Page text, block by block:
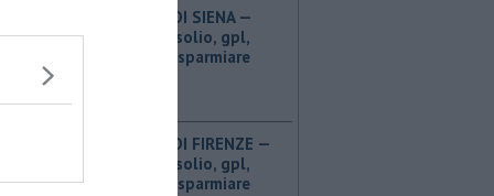
PROVINCIA DI SIENA — ​
Benzina, gasolio, gpl,
ecco dove risparmiare
PROVINCIA DI FIRENZE — ​
Benzina, gasolio, gpl,
ecco dove risparmiare